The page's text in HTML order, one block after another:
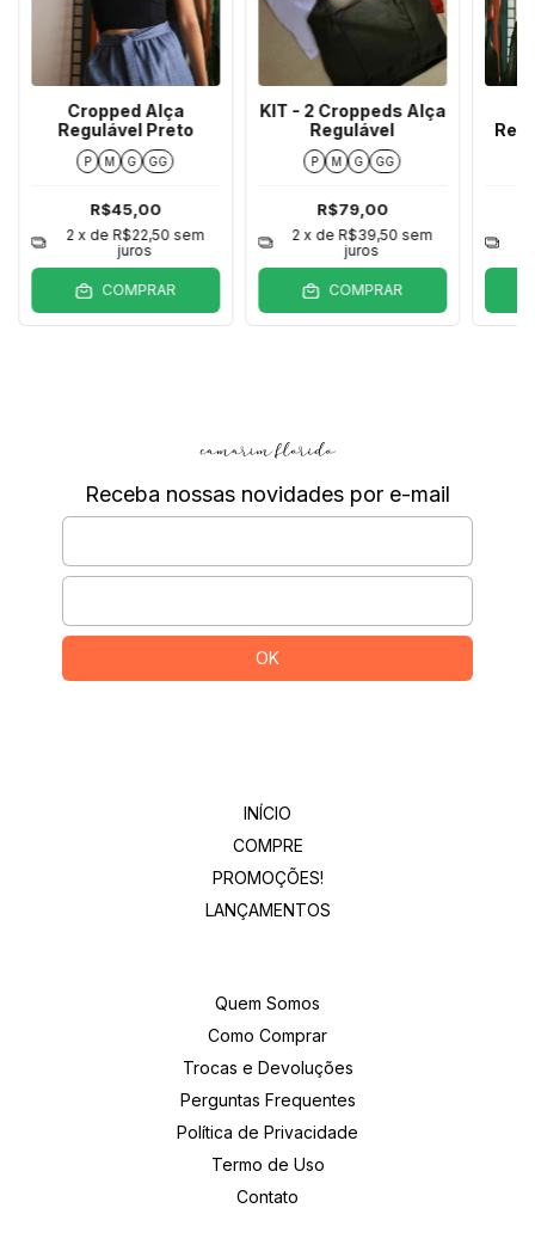
Cropped Alça
Regulável Preto
P M G GG
R$45,00
2 x de R$22,50 sem
juros
COMPRAR
KIT - 2 Croppeds Alça
Regulável
P M G GG
R$79,00
2 x de R$39,50 sem
juros
COMPRAR
Receba nossas novidades por e-mail
INÍCIO
COMPRE
PROMOÇÕES!
LANÇAMENTOS
Quem Somos
Como Comprar
Trocas e Devoluções
Perguntas Frequentes
Política de Privacidade
Termo de Uso
Contato